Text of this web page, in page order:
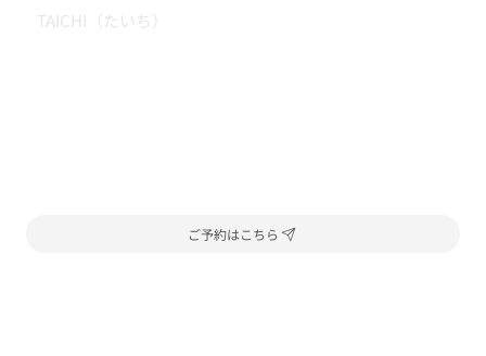
TAICHI（たいち）
ご予約はこちら